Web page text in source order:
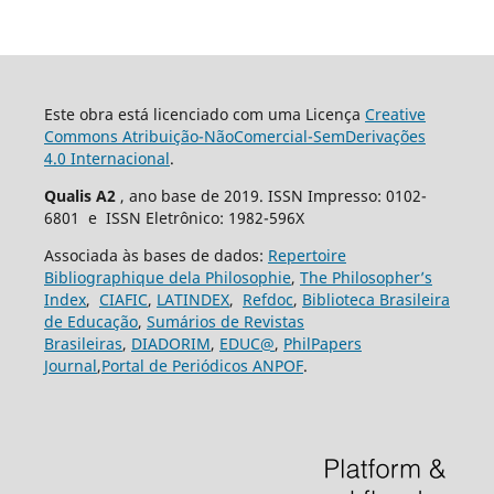
Este obra está licenciado com uma Licença Creative
Commons Atribuição-NãoComercial-SemDerivações
4.0 Internacional.
Qualis A2 , ano base de 2019. ISSN Impresso: 0102-
6801 e ISSN Eletrônico: 1982-596X
Associada às bases de dados: Repertoire
Bibliographique dela Philosophie, The Philosopher’s
Index, CIAFIC, LATINDEX, Refdoc, Biblioteca Brasileira
de Educação, Sumários de Revistas
Brasileiras, DIADORIM, EDUC@, PhilPapers
Journal,Portal de Periódicos ANPOF.